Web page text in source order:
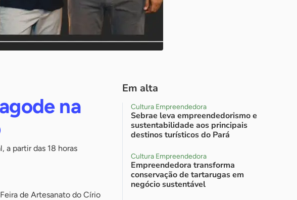
na
a partir das 18 horas
de Artesanato do Círio
Em alta
Cultura Empreendedora
Sebrae leva empreendedorismo e
sustentabilidade aos principais
destinos turísticos do Pará
Cultura Empreendedora
Empreendedora transforma
conservação de tartarugas em
negócio sustentável